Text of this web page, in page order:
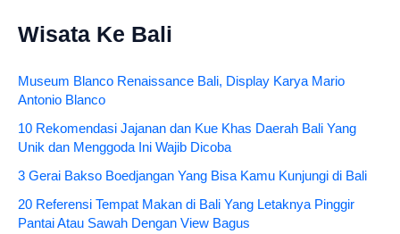
Wisata Ke Bali
Museum Blanco Renaissance Bali, Display Karya Mario
Antonio Blanco
10 Rekomendasi Jajanan dan Kue Khas Daerah Bali Yang
Unik dan Menggoda Ini Wajib Dicoba
3 Gerai Bakso Boedjangan Yang Bisa Kamu Kunjungi di Bali
20 Referensi Tempat Makan di Bali Yang Letaknya Pinggir
Pantai Atau Sawah Dengan View Bagus